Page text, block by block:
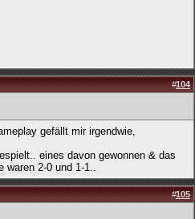
#104
gefällt mir irgendwie,
eines davon gewonnen & das
waren 2-0 und 1-1..
#105